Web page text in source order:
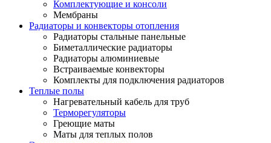
Комплектующие и консоли
Мембраны
Радиаторы и конвекторы отопления
Радиаторы стальные панельные
Биметаллические радиаторы
Радиаторы алюминиевые
Встраиваемые конвекторы
Комплекты для подключения радиаторов
Теплые полы
Нагревательный кабель для труб
Терморегуляторы
Греющие маты
Маты для теплых полов